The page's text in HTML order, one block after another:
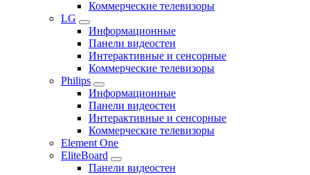
Коммерческие телевизоры
LG
Информационные
Панели видеостен
Интерактивные и сенсорные
Коммерческие телевизоры
Philips
Информационные
Панели видеостен
Интерактивные и сенсорные
Коммерческие телевизоры
Element One
EliteBoard
Панели видеостен